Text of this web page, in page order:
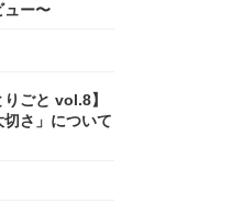
ュー〜
りごと vol.8】
切さ」について